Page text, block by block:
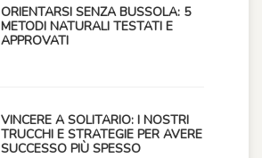
ORIENTARSI SENZA BUSSOLA: 5
METODI NATURALI TESTATI E
APPROVATI
VINCERE A SOLITARIO: I NOSTRI
TRUCCHI E STRATEGIE PER AVERE
SUCCESSO PIÙ SPESSO